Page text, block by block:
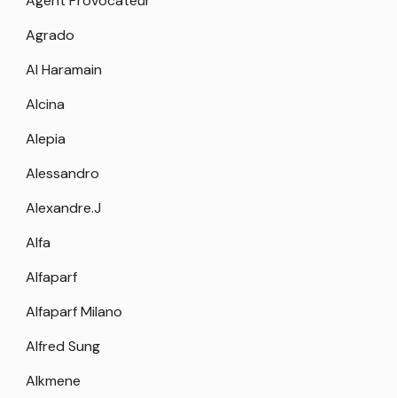
Agrado
Al Haramain
Alcina
Alepia
Alessandro
Alexandre.J
Alfa
Alfaparf
Alfaparf Milano
Alfred Sung
Alkmene